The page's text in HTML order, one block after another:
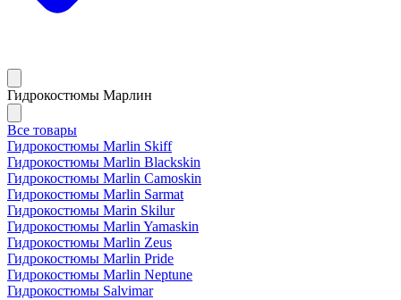
Гидрокостюмы Марлин
Все товары
Гидрокостюмы Marlin Skiff
Гидрокостюмы Marlin Blackskin
Гидрокостюмы Marlin Camoskin
Гидрокостюмы Marlin Sarmat
Гидрокостюмы Marin Skilur
Гидрокостюмы Marlin Yamaskin
Гидрокостюмы Marlin Zeus
Гидрокостюмы Marlin Pride
Гидрокостюмы Marlin Neptune
Гидрокостюмы Salvimar